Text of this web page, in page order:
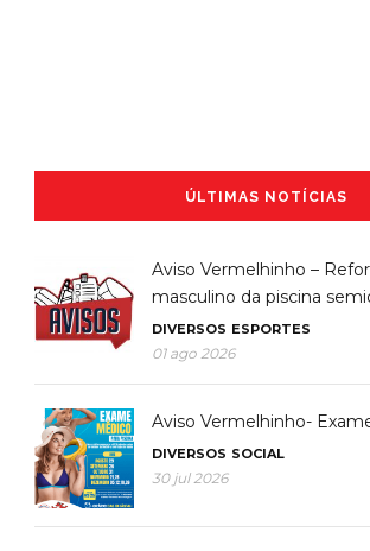
ÚLTIMAS NOTÍCIAS
Aviso Vermelhinho –
masculino da piscina
DIVERSOS ESPORTES
01 ago 2026
Aviso Vermelhinho-
DIVERSOS SOCIAL
30 jul 2026